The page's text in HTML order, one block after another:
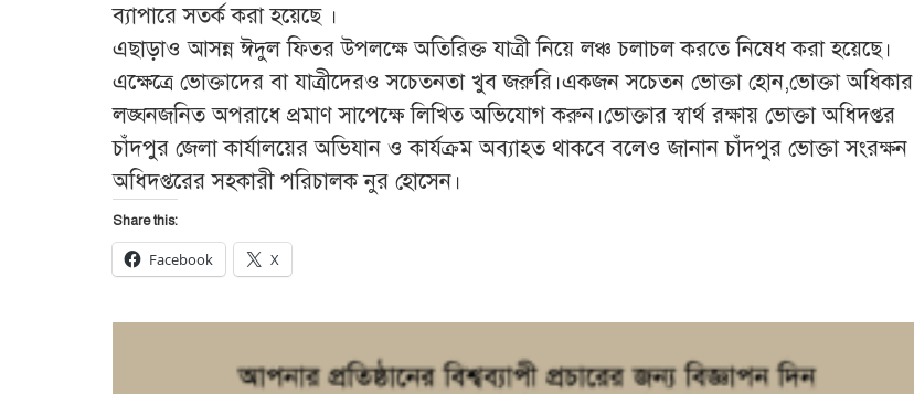
ব্যাপারে সতর্ক করা হয়েছে ।
এছাড়াও আসন্ন ঈদুল ফিতর উপলক্ষে অতিরিক্ত যাত্রী নিয়ে লঞ্চ চলাচল করতে নিষেধ করা হয়েছে।
এক্ষেত্রে ভোক্তাদের বা যাত্রীদেরও সচেতনতা খুব জরুরি।একজন সচেতন ভোক্তা হোন,ভোক্তা অধিকার
লঙ্ঘনজনিত অপরাধে প্রমাণ সাপেক্ষে লিখিত অভিযোগ করুন।ভোক্তার স্বার্থ রক্ষায় ভোক্তা অধিদপ্তর
চাঁদপুর জেলা কার্যালয়ের অভিযান ও কার্যক্রম অব্যাহত থাকবে বলেও জানান চাঁদপুর ভোক্তা সংরক্ষন
অধিদপ্তরের সহকারী পরিচালক নুর হোসেন।
Share this:
Facebook X